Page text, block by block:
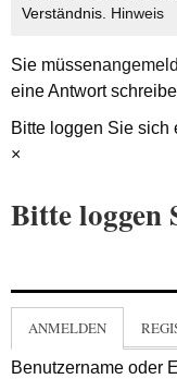
Verständnis. Hinweis
Sie müssen
eine Antwort
Bitte loggen Sie sich
×
Bitte loggen
ANMELDEN
Benutzername oder